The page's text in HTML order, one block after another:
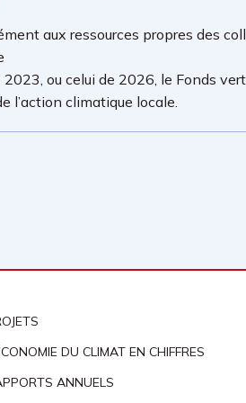
aux ressources propres des
ou celui de 2026, le Fonds vert
l’action climatique locale.
DU CLIMAT EN CHIFFRES
ANNUELS